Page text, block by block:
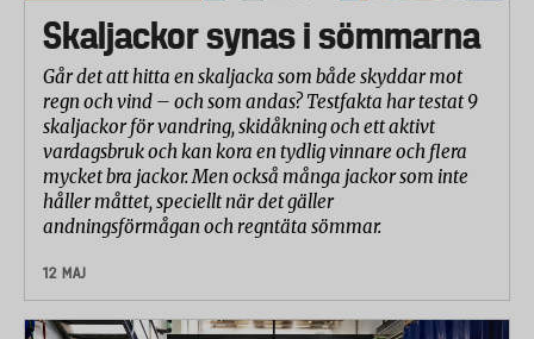
Skaljackor synas i sömmarna
Går det att hitta en skaljacka som både skyddar mot
regn och vind – och som andas? Testfakta har testat 9
skaljackor för vandring, skidåkning och ett aktivt
vardagsbruk och kan kora en tydlig vinnare och flera
mycket bra jackor. Men också många jackor som inte
håller måttet, speciellt när det gäller
andningsförmågan och regntäta sömmar.
12 MAJ